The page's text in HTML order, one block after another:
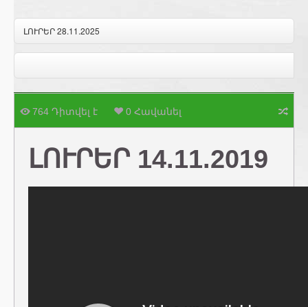
ԼՈՒՐԵՐ 28.11.2025
764 Դիտվել է 0 Հավանել
ԼՈՒՐԵՐ 14.11.2019